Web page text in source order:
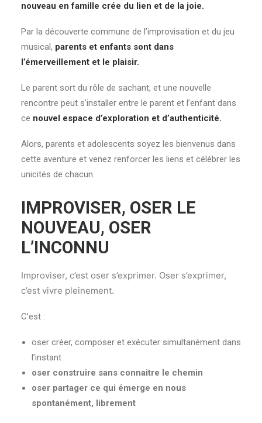
nouveau en famille crée du lien et de la joie.
Par la découverte commune de l’improvisation et du jeu
musical, parents et enfants sont dans
l’émerveillement et le plaisir.
Le parent sort du rôle de sachant, et une nouvelle
rencontre peut s’installer entre le parent et l’enfant dans
ce nouvel espace d’exploration et d’authenticité.
Alors, parents et adolescents soyez les bienvenus dans
cette aventure et venez renforcer les liens et célébrer les
unicités de chacun.
IMPROVISER, OSER LE
NOUVEAU, OSER
L’INCONNU
Improviser, c’est oser s’exprimer. Oser s’exprimer,
c’est vivre pleinement.
C’est :
oser créer, composer et exécuter simultanément dans
l’instant
oser construire sans connaitre le chemin
oser partager ce qui émerge en nous
spontanément, librement